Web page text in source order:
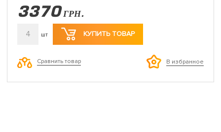
3370 ГРН.
4 шт КУПИТЬ ТОВАР
Сравнить товар В избранное